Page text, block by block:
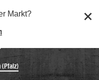
Markt?
(Pfalz)